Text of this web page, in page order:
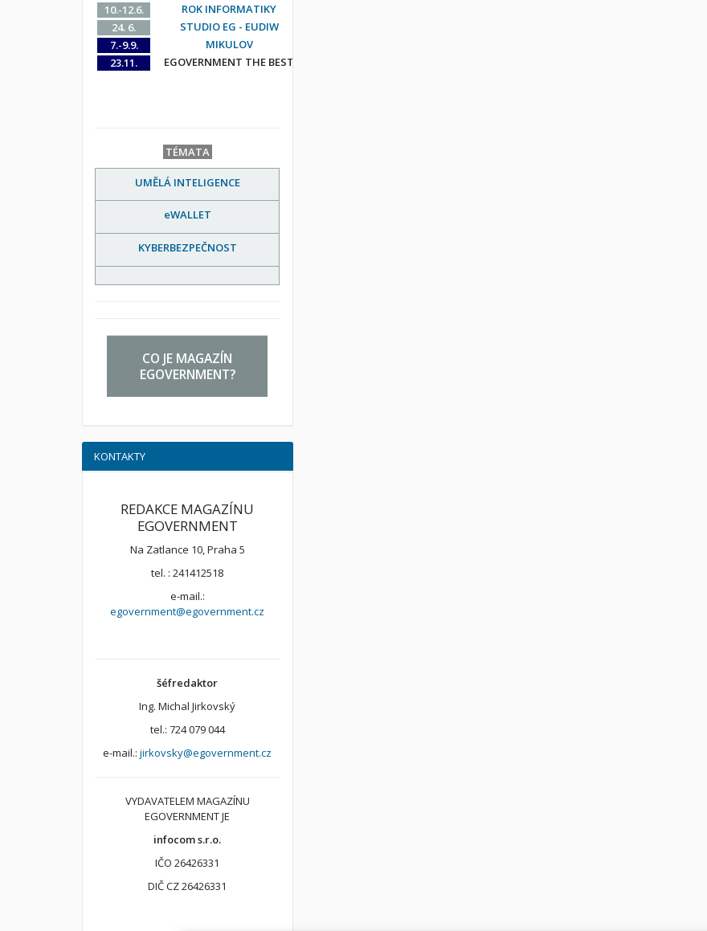
10.-12.6.
ROK INFORMATIKY
24. 6.
STUDIO EG - EUDIW
7.-9.9.
MIKULOV
23.11.
EGOVERNMENT THE BEST
TÉMATA
UMĚLÁ INTELIGENCE
eWALLET
KYBERBEZPEČNOST
CO JE MAGAZÍN
EGOVERNMENT?
KONTAKTY
REDAKCE MAGAZÍNU
EGOVERNMENT
Na Zatlance 10, Praha 5
tel. : 241412518
e-mail.:
egovernment@egovernment.cz
šéfredaktor
Ing. Michal Jirkovský
tel.: 724 079 044
e-mail.:jirkovsky@egovernment.cz
VYDAVATELEM MAGAZÍNU
EGOVERNMENT JE
infocom s.r.o.
IČO 26426331
DIČ CZ 26426331